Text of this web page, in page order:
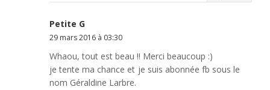
Petite G
29 mars 2016 à 03:30
Whaou, tout est beau !! Merci beaucoup :)
je tente ma chance et je suis abonnée fb sous le
nom Géraldine Larbre.